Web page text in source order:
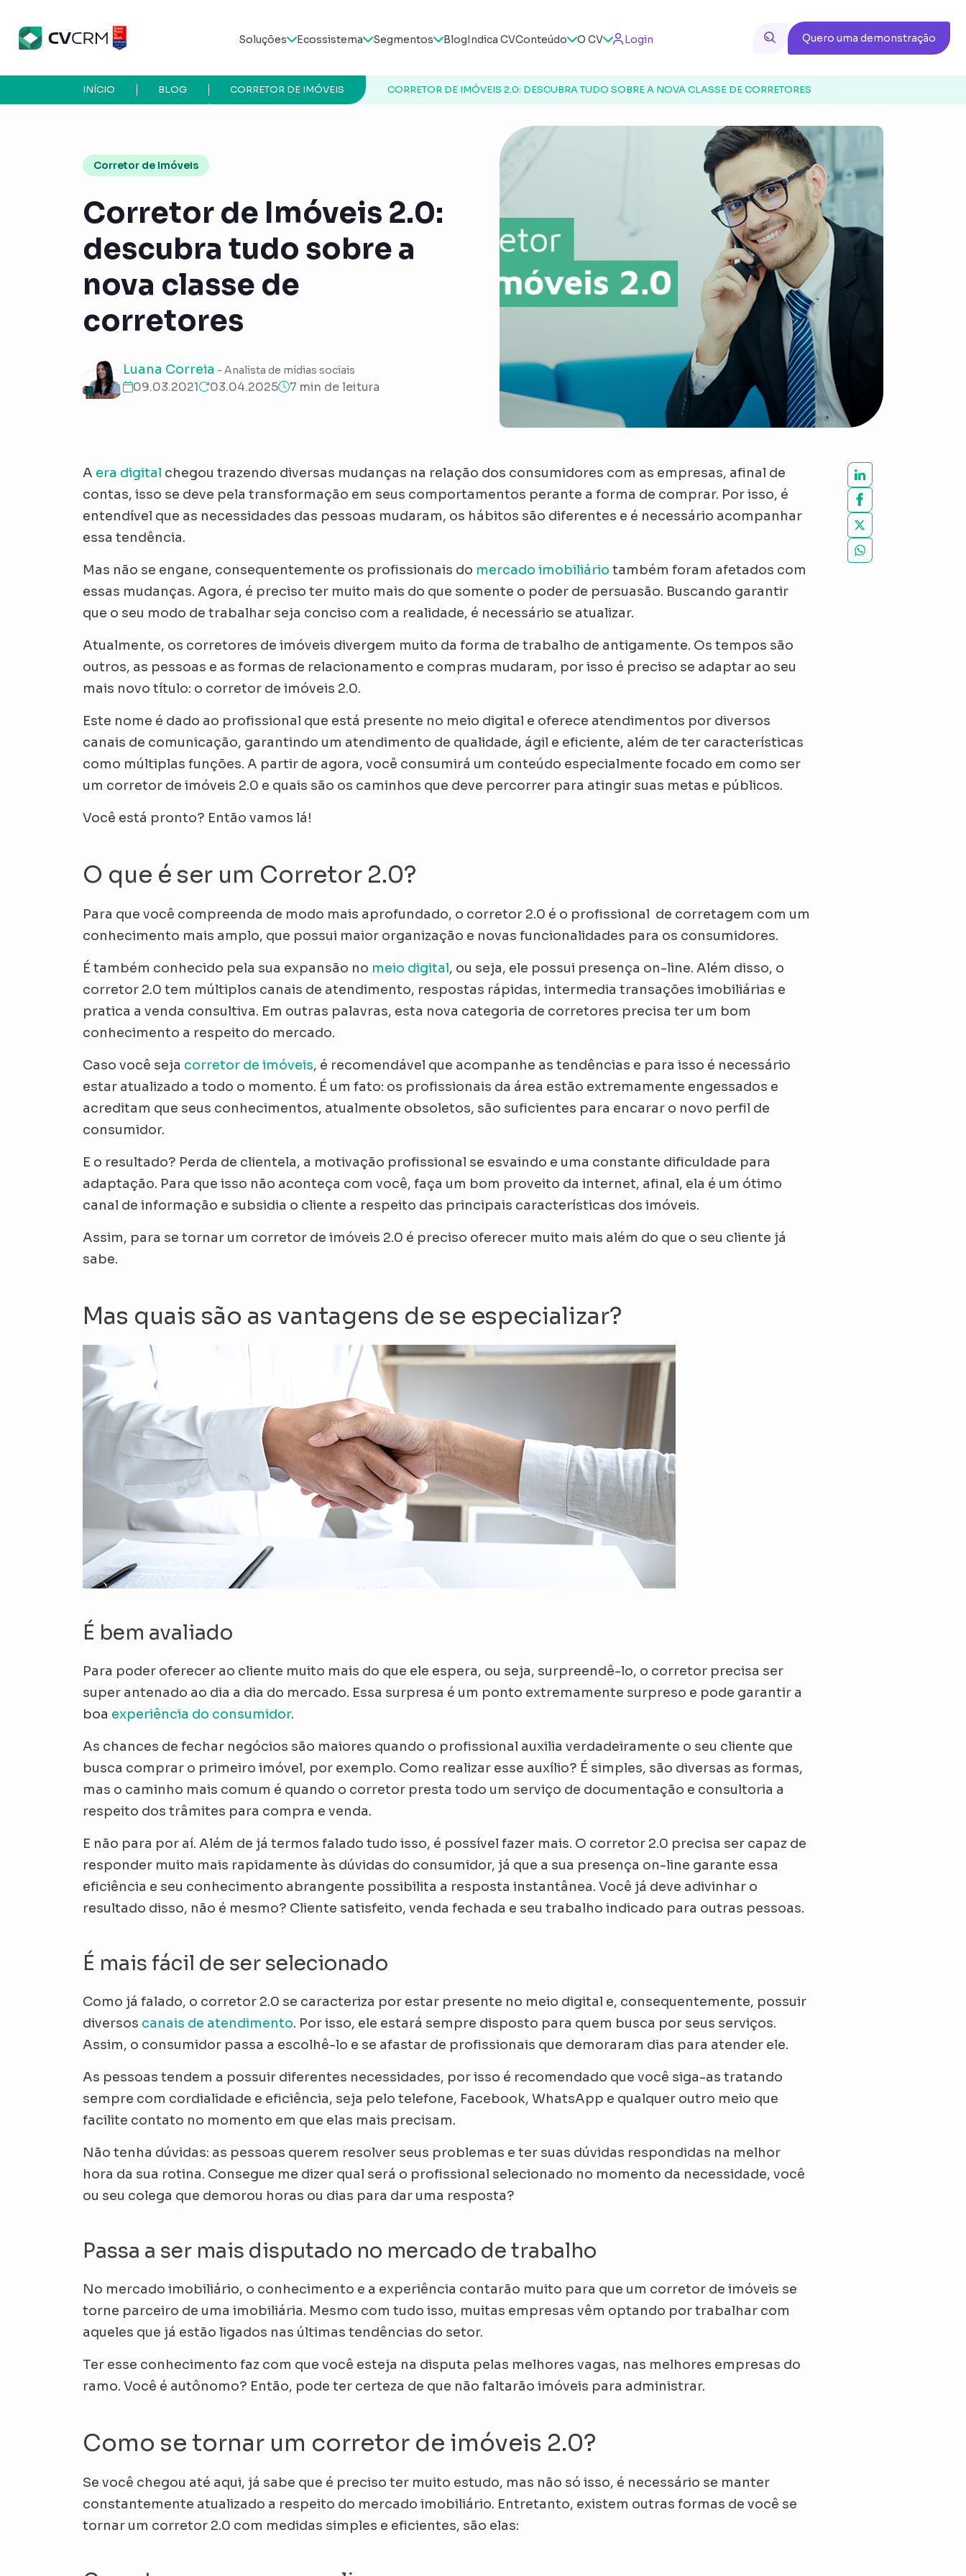
Soluções Ecossistema Segmentos BlogIndica CVConteúdo O CV Login Quero uma demonstração
CORRETOR DE IMÓVEIS 2.0: DESCUBRA TUDO SOBRE A NOVA CLASSE DE CORRETORES
CORRETOR DE IMÓVEIS
BLOG
INÍCIO
Corretor de Imóveis
Corretor de Imóveis 2.0:
descubra tudo sobre a
nova classe de
corretores
Luana Correia - Analista de mídias sociais
09.03.2021 03.04.2025 7 min de leitura
A era digital chegou trazendo diversas mudanças na relação dos consumidores com as empresas, afinal de
contas, isso se deve pela transformação em seus comportamentos perante a forma de comprar. Por isso, é
entendível que as necessidades das pessoas mudaram, os hábitos são diferentes e é necessário acompanhar
essa tendência.
Mas não se engane, consequentemente os profissionais do mercado imobiliário também foram afetados com
essas mudanças. Agora, é preciso ter muito mais do que somente o poder de persuasão. Buscando garantir
que o seu modo de trabalhar seja conciso com a realidade, é necessário se atualizar.
Atualmente, os corretores de imóveis divergem muito da forma de trabalho de antigamente. Os tempos são
outros, as pessoas e as formas de relacionamento e compras mudaram, por isso é preciso se adaptar ao seu
mais novo título: o corretor de imóveis 2.0.
Este nome é dado ao profissional que está presente no meio digital e oferece atendimentos por diversos
canais de comunicação, garantindo um atendimento de qualidade, ágil e eficiente, além de ter características
como múltiplas funções. A partir de agora, você consumirá um conteúdo especialmente focado em como ser
um corretor de imóveis 2.0 e quais são os caminhos que deve percorrer para atingir suas metas e públicos.
Você está pronto? Então vamos lá!
O que é ser um Corretor 2.0?
Para que você compreenda de modo mais aprofundado, o corretor 2.0 é o profissional de corretagem com um
conhecimento mais amplo, que possui maior organização e novas funcionalidades para os consumidores.
É também conhecido pela sua expansão no meio digital, ou seja, ele possui presença on-line. Além disso, o
corretor 2.0 tem múltiplos canais de atendimento, respostas rápidas, intermedia transações imobiliárias e
pratica a venda consultiva. Em outras palavras, esta nova categoria de corretores precisa ter um bom
conhecimento a respeito do mercado.
Caso você seja corretor de imóveis, é recomendável que acompanhe as tendências e para isso é necessário
estar atualizado a todo o momento. É um fato: os profissionais da área estão extremamente engessados e
acreditam que seus conhecimentos, atualmente obsoletos, são suficientes para encarar o novo perfil de
consumidor.
E o resultado? Perda de clientela, a motivação profissional se esvaindo e uma constante dificuldade para
adaptação. Para que isso não aconteça com você, faça um bom proveito da internet, afinal, ela é um ótimo
canal de informação e subsidia o cliente a respeito das principais características dos imóveis.
Assim, para se tornar um corretor de imóveis 2.0 é preciso oferecer muito mais além do que o seu cliente já
sabe.
Mas quais são as vantagens de se especializar?
É bem avaliado
Para poder oferecer ao cliente muito mais do que ele espera, ou seja, surpreendê-lo, o corretor precisa ser
super antenado ao dia a dia do mercado. Essa surpresa é um ponto extremamente surpreso e pode garantir a
boa experiência do consumidor.
As chances de fechar negócios são maiores quando o profissional auxilia verdadeiramente o seu cliente que
busca comprar o primeiro imóvel, por exemplo. Como realizar esse auxílio? É simples, são diversas as formas,
mas o caminho mais comum é quando o corretor presta todo um serviço de documentação e consultoria a
respeito dos trâmites para compra e venda.
E não para por aí. Além de já termos falado tudo isso, é possível fazer mais. O corretor 2.0 precisa ser capaz de
responder muito mais rapidamente às dúvidas do consumidor, já que a sua presença on-line garante essa
eficiência e seu conhecimento abrangente possibilita a resposta instantânea. Você já deve adivinhar o
resultado disso, não é mesmo? Cliente satisfeito, venda fechada e seu trabalho indicado para outras pessoas.
É mais fácil de ser selecionado
Como já falado, o corretor 2.0 se caracteriza por estar presente no meio digital e, consequentemente, possuir
diversos canais de atendimento. Por isso, ele estará sempre disposto para quem busca por seus serviços.
Assim, o consumidor passa a escolhê-lo e se afastar de profissionais que demoraram dias para atender ele.
As pessoas tendem a possuir diferentes necessidades, por isso é recomendado que você siga-as tratando
sempre com cordialidade e eficiência, seja pelo telefone, Facebook, WhatsApp e qualquer outro meio que
facilite contato no momento em que elas mais precisam.
Não tenha dúvidas: as pessoas querem resolver seus problemas e ter suas dúvidas respondidas na melhor
hora da sua rotina. Consegue me dizer qual será o profissional selecionado no momento da necessidade, você
ou seu colega que demorou horas ou dias para dar uma resposta?
Passa a ser mais disputado no mercado de trabalho
No mercado imobiliário, o conhecimento e a experiência contarão muito para que um corretor de imóveis se
torne parceiro de uma imobiliária. Mesmo com tudo isso, muitas empresas vêm optando por trabalhar com
aqueles que já estão ligados nas últimas tendências do setor.
Ter esse conhecimento faz com que você esteja na disputa pelas melhores vagas, nas melhores empresas do
ramo. Você é autônomo? Então, pode ter certeza de que não faltarão imóveis para administrar.
Como se tornar um corretor de imóveis 2.0?
Se você chegou até aqui, já sabe que é preciso ter muito estudo, mas não só isso, é necessário se manter
constantemente atualizado a respeito do mercado imobiliário. Entretanto, existem outras formas de você se
tornar um corretor 2.0 com medidas simples e eficientes, são elas: